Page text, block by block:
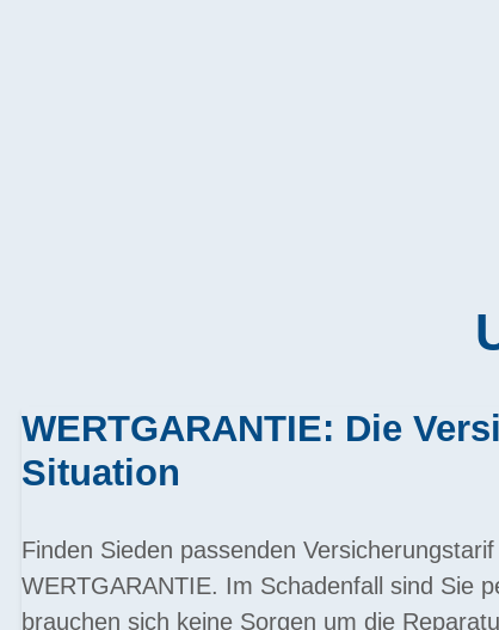
WERTGARANTIE: Die
Situation
Finden Sieden passenden
WERTGARANTIE. Im Schadenfall sind Sie
brauchen sich keine Sorgen um die